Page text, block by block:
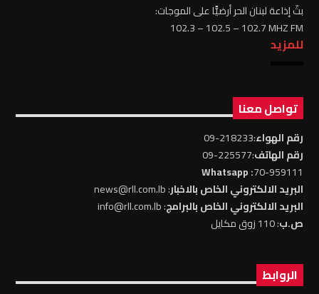
بثّ إذاعة لبنان الحر أرضيًّا على الموجات:
102.3 – 102.5 – 102.7 MHZ FM
للمزيد
تواصل معنا
رقم الهواء:218233-09
رقم الهاتف:225577-09
70-959111
: Whatsapp
البريد الالكتروني الخاص بالاخبار: news@rll.com.lb
البريد الالكتروني الخاص بالبرامج: info@rll.com.lb
ص.ب: 110 زوق مكايل
الروابط